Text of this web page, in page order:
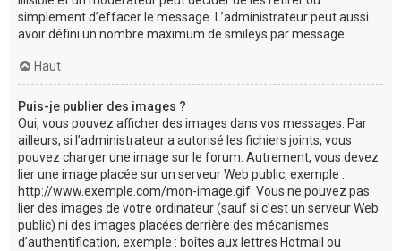
simplement d’effacer le message. L’administrateur peut aussi
avoir défini un nombre maximum de smileys par message.
Haut
Puis-je publier des images ?
Oui, vous pouvez afficher des images dans vos messages. Par
ailleurs, si l’administrateur a autorisé les fichiers joints, vous
pouvez charger une image sur le forum. Autrement, vous devez
lier une image placée sur un serveur Web public, exemple :
http://www.exemple.com/mon-image.gif. Vous ne pouvez pas
lier des images de votre ordinateur (sauf si c’est un serveur Web
public) ni des images placées derrière des mécanismes
d’authentification, exemple : boîtes aux lettres Hotmail ou